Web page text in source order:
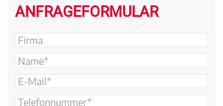
ANFRAGEFORMULAR